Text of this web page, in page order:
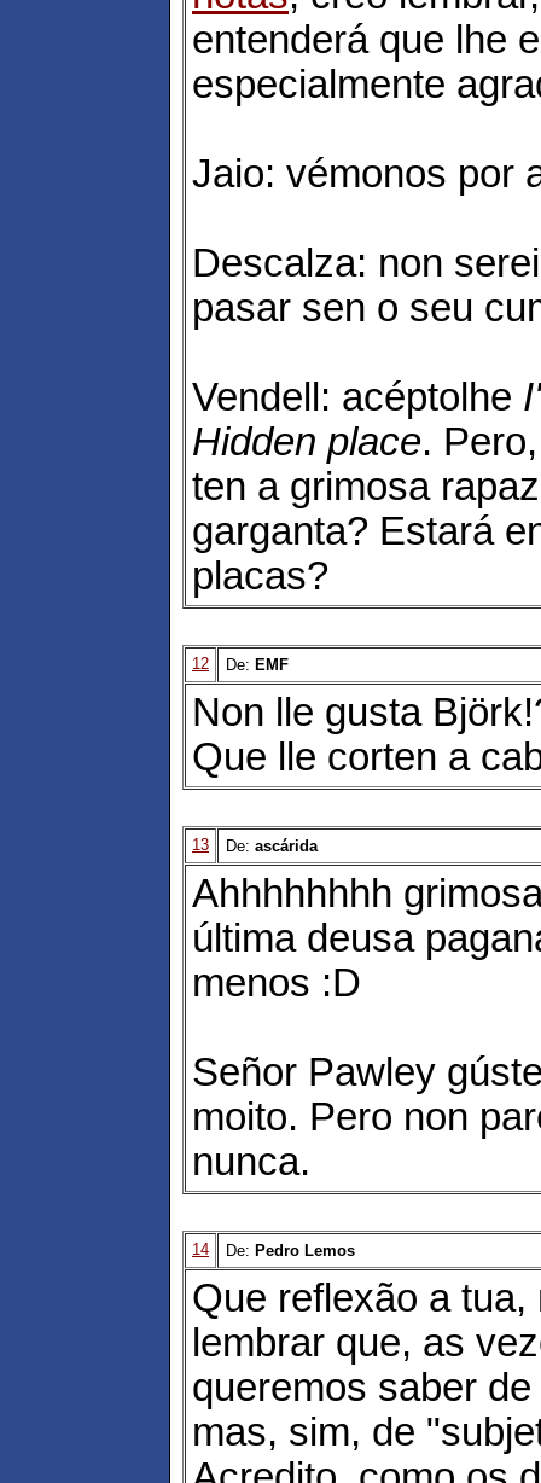
entenderá que lhe
especialmente
Jaio: vémonos por
Descalza: non
pasar sen o seu
Vendell: acéptolhe
Hidden place.
ten a grimosa
garganta? Estará
placas?
12 De: EMF
Non lle gusta
Que lle corten a
13 De: ascárida
Ahhhhhhhh
última deusa
menos :D
Señor Pawley
moito. Pero non
nunca.
14 De: Pedro Lemos
Que reflexão a tua,
lembrar que, as
queremos saber
mas, sim, de